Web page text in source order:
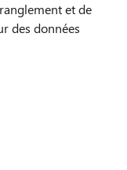
et de
des données